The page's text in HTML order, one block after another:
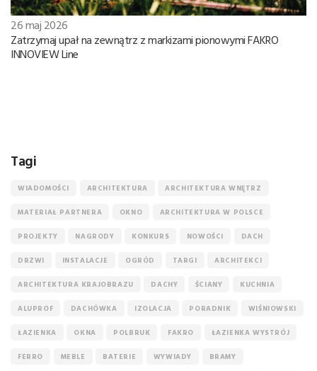
26 maj 2026
Zatrzymaj upał na zewnątrz z markizami pionowymi FAKRO
INNOVIEW Line
Tagi
WIADOMOŚCI ARCHITEKTURA ARCHITEKTURA WNĘTRZ
MATERIAŁ PARTNERA OKNO ARCHITEKTURA W POLSCE
PROJEKTY NAGRODY KONKURS NOWOŚCI DACH
DRZWI INSTALACJE OGRÓD TARGI ARCHITEKCI
ARCHITEKTURA KRAJOBRAZU DACHY ŚCIANY KUCHNIA
ALUPROF DACHÓWKA IZOLACJA PORADNIK WIŚNIOWSKI
ŁAZIENKA OKNA POLBRUK FAKRO ŁAZIENKA WYSTRÓJ
FERRO MEBLE BATERIE WYWIADY BRAMY